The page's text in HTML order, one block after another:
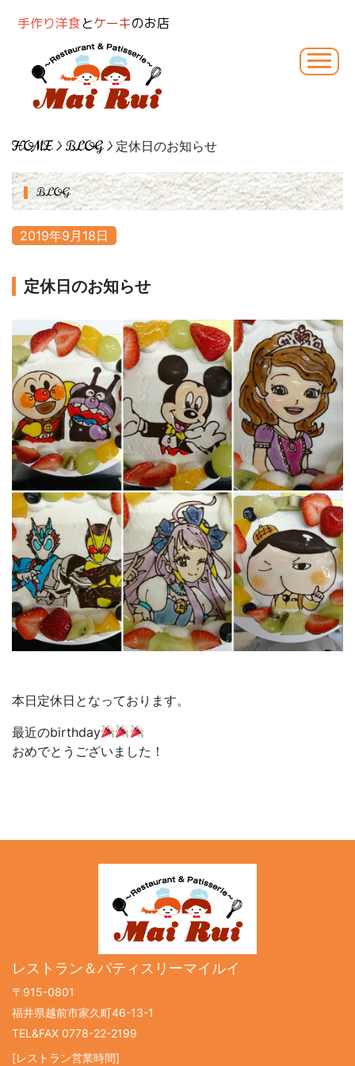
手作り洋食とケーキのお店
HOME> BLOG> 定休日のお知らせ
BLOG
2019年9月18日
定休日のお知らせ
本日定休日となっております。
最近のbirthday
おめでとうございました！
レストラン＆パティスリーマイルイ
〒915-0801
福井県越前市家久町46-13-1
TEL&FAX 0778-22-2199
[レストラン営業時間]